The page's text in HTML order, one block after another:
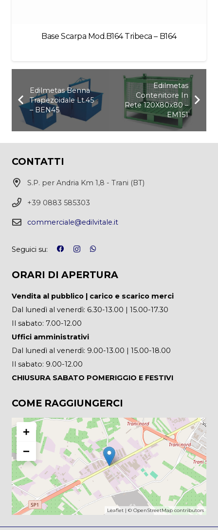
Base Scarpa Mod.B164 Tribeca – B164
Edilmetas Benna
Trapezoidale Lt.45
– BEN45
Edilmetas
Contenitore In
Rete 120X80x80 –
EM151
CONTATTI
S.P. per Andria Km 1,8 - Trani (BT)
+39 0883 585303
commerciale@edilvitale.it
Seguici su:
ORARI DI APERTURA
Vendita al pubblico | carico e scarico merci
Dal lunedì al venerdì: 6.30-13.00 | 15.00-17.30
Il sabato: 7.00-12.00
Uffici amministrativi
Dal lunedì al venerdì: 9.00-13.00 | 15.00-18.00
Il sabato: 9.00-12.00
CHIUSURA SABATO POMERIGGIO E FESTIVI
COME RAGGIUNGERCI
+
−
Leaflet | © OpenStreetMapcontributors